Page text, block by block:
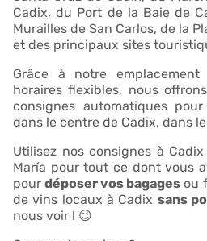
Cadix, du Port de la Baie de
Murailles de San Carlos, de la
et des principaux sites
Grâce à notre
horaires flexibles, nous
consignes automatiques
dans le centre de Cadix, dans
Utilisez nos consignes à
María pour tout ce dont vous
pourdéposer vos bagages ou
de vins locaux à Cadix sans
nous voir ! 😉